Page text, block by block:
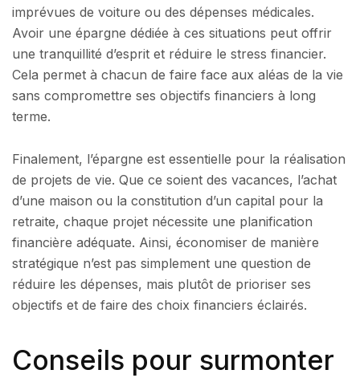
imprévues de voiture ou des dépenses médicales.
Avoir une épargne dédiée à ces situations peut offrir
une tranquillité d’esprit et réduire le stress financier.
Cela permet à chacun de faire face aux aléas de la vie
sans compromettre ses objectifs financiers à long
terme.
Finalement, l’épargne est essentielle pour la réalisation
de projets de vie. Que ce soient des vacances, l’achat
d’une maison ou la constitution d’un capital pour la
retraite, chaque projet nécessite une planification
financière adéquate. Ainsi, économiser de manière
stratégique n’est pas simplement une question de
réduire les dépenses, mais plutôt de prioriser ses
objectifs et de faire des choix financiers éclairés.
Conseils pour surmonter